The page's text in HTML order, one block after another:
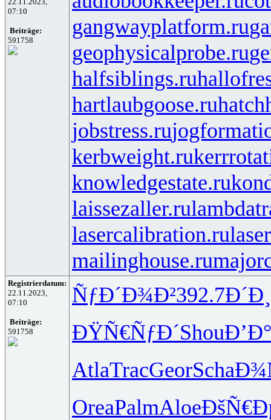
07:10
Beiträge:
591758
gangwayplatform.ru
geophysicalprobe.ru
halfsiblings.ru
hartlaubgoose.ru
jobstress.ru
kerbweight.ru
knowledgestate.ru
laissezaller.ru
lasercalibration.ru
mailinghouse.ru
Registrierdatum:
22.11.2023,
07:10
Beiträge:
591758
ÑƒÐ´Ð¾Ð²392.7
ÐŸÑ€ÑƒÐ´Shou
AtlaTracGeorScha
OreaPalmAloe